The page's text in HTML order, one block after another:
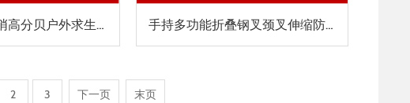
勇无畏电子口哨高分贝户外求生足篮球比赛裁判训练高音鸽子指挥哨 手持多功能折叠钢叉颈叉伸缩防暴脚叉 便携式可折叠腰叉镇暴器材
2 3 下一页 末页